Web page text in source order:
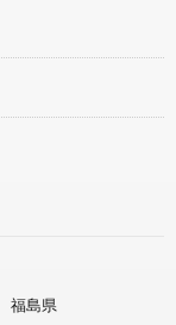
福島県